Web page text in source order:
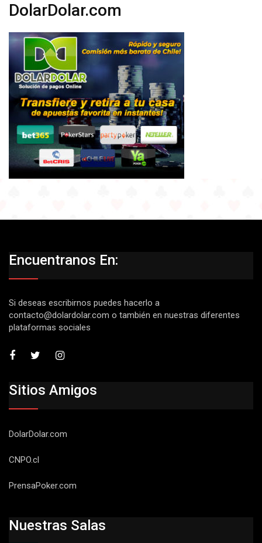
DolarDolar.com
Encuentranos En:
Si deseas escribirnos puedes hacerlo a
contacto@dolardolar.com o también en nuestras diferentes
plataformas sociales
Sitios Amigos
DolarDolar.com
CNPO.cl
PrensaPoker.com
Nuestras Salas